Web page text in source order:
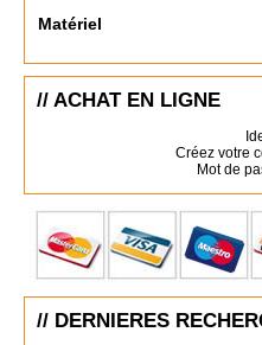
Matériel
// ACHAT EN LIGNE
Créez votre
Mot de
// DERNIERES